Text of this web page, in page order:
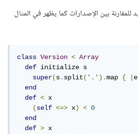
بين الإصدارات كما يظهر في المثال
class Version <
Array
def initialize s
super(s.split('.').map { |e
end
def
< x
(self <=> x) <
0
end
def
> x